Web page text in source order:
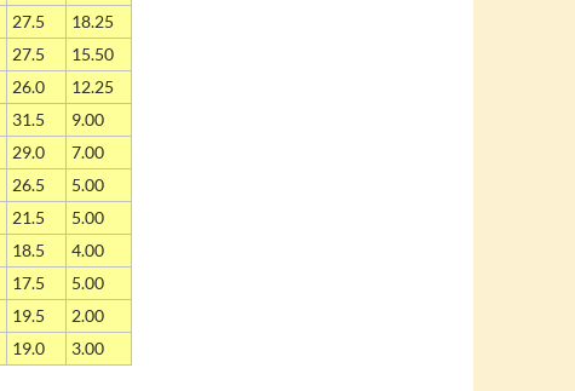
27.5
18.25
27.5
15.50
26.0
12.25
31.5
9.00
29.0
7.00
26.5
5.00
21.5
5.00
18.5
4.00
17.5
5.00
19.5
2.00
19.0 3.00